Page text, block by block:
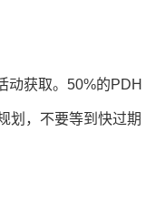
动获取。50%的PDH
划，不要等到快过期